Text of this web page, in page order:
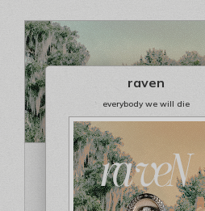
raven
everybody we will die